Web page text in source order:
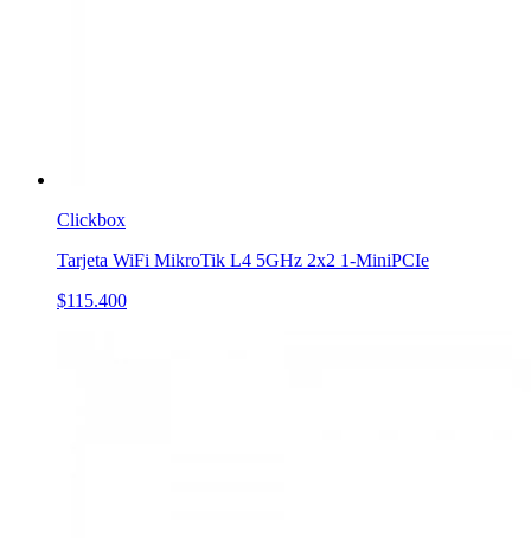
Clickbox
Tarjeta WiFi MikroTik L4 5GHz 2x2 1-MiniPCIe
$115.400